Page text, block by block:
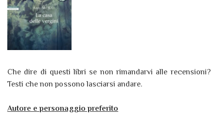
Che dire di questi libri se non rimandarvi alle recensioni?
Testi che non possono lasciarsi andare.
Autore e personaggio preferito